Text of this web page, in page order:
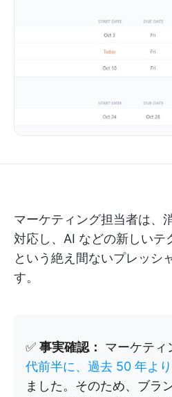
マーケティング担当者は、
対応し、AI などの新しいテ
という絶え間ないプレッシ
す。
✅ 事実確認： マーケティ
代前半に、過去 50 年よ
ました。そのため、ブラ